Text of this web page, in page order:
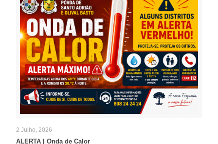
2 Julho, 2026
ALERTA | Onda de Calor